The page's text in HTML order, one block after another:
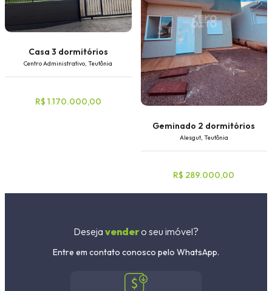
Casa 3 dormitórios
Centro Administrativo, Teutônia
R$ 1.170.000,00
Geminado 2 dormitórios
Alesgut, Teutônia
R$ 289.000,00
Deseja vendero seu imóvel?
Entre em contato conosco pelo WhatsApp.